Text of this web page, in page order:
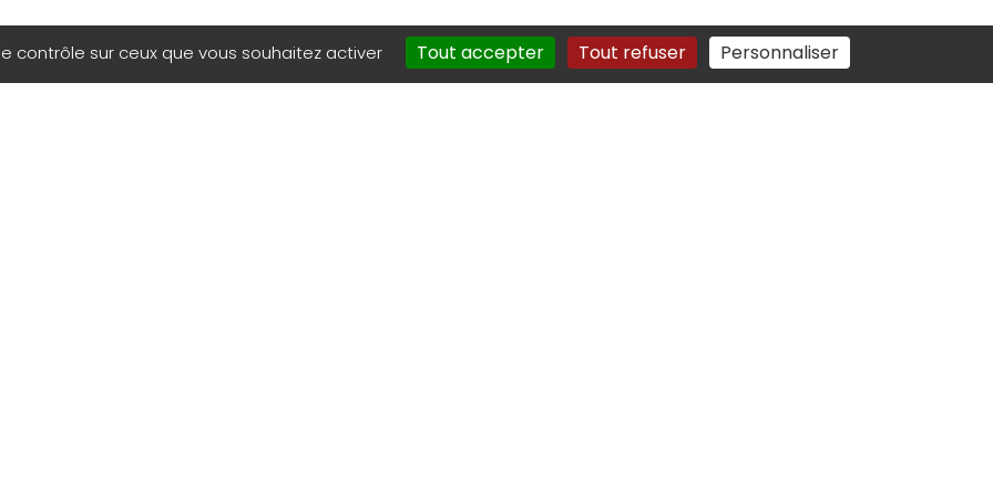
contrôle sur ceux que vous souhaitez activer Tout accepter Tout refuser Personnaliser